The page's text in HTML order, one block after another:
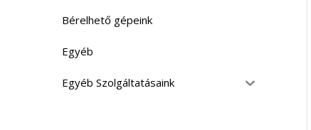
Bérelhető gépeink
Egyéb
Egyéb Szolgáltatásaink